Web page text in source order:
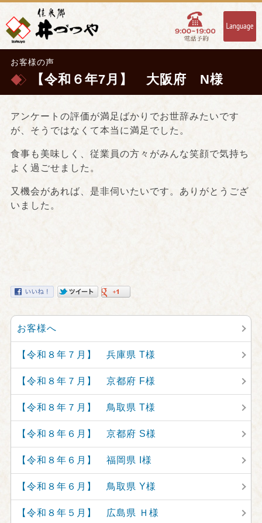
お客様の声
【令和６年7月】 大阪府 N様
アンケートの評価が満足ばかりでお世辞みたいです
が、そうではなくて本当に満足でした。
食事も美味しく、従業員の方々がみんな笑顔で気持ち
よく過ごせました。
又機会があれば、是非伺いたいです。ありがとうござ
いました。
お客様へ
【令和８年７月】 兵庫県 T様
【令和８年７月】 京都府 F様
【令和８年７月】 鳥取県 T様
【令和８年６月】 京都府 S様
【令和８年６月】 福岡県 I様
【令和８年６月】 鳥取県 Y様
【令和８年５月】 広島県 Ｈ様